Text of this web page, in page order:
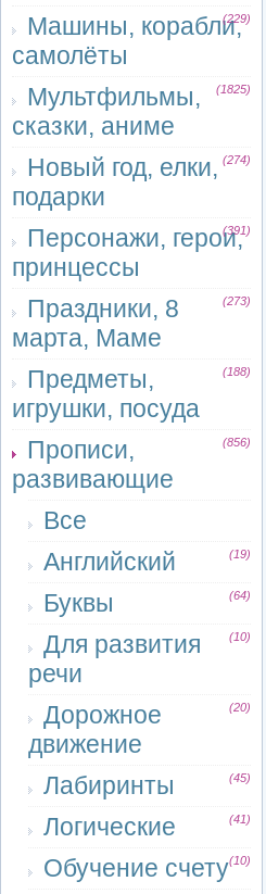
Машины, корабли,
самолёты
(229)
Мультфильмы,
сказки, аниме
(1825)
Новый год, елки,
подарки
(274)
Персонажи, герои,
принцессы
(391)
Праздники, 8
марта, Маме
(273)
Предметы,
игрушки, посуда
(188)
Прописи,
развивающие
(856)
Все
Английский
(19)
Буквы (64)
Для развития
речи
(10)
Дорожное
движение
(20)
Лабиринты (45)
Логические (41)
Обучение счету(10)